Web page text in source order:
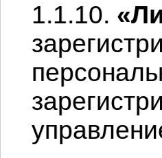
1.1.10.